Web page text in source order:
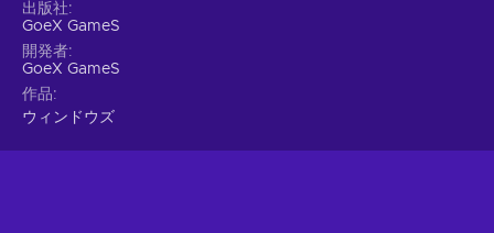
出版社
GoeX GameS
開発者
GoeX GameS
作品
ウィンドウズ